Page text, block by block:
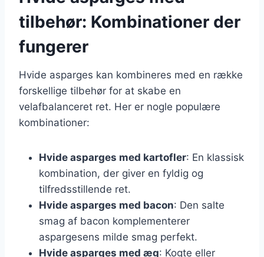
tilbehør: Kombinationer der
fungerer
Hvide asparges kan kombineres med en række
forskellige tilbehør for at skabe en
velafbalanceret ret. Her er nogle populære
kombinationer:
Hvide asparges med kartofler: En klassisk
kombination, der giver en fyldig og
tilfredsstillende ret.
Hvide asparges med bacon: Den salte
smag af bacon komplementerer
aspargesens milde smag perfekt.
Hvide asparges med æg: Kogte eller